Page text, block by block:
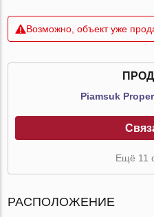
Возможно, объект уже
Piamsuk
Ещё 11
РАСПОЛОЖЕНИЕ